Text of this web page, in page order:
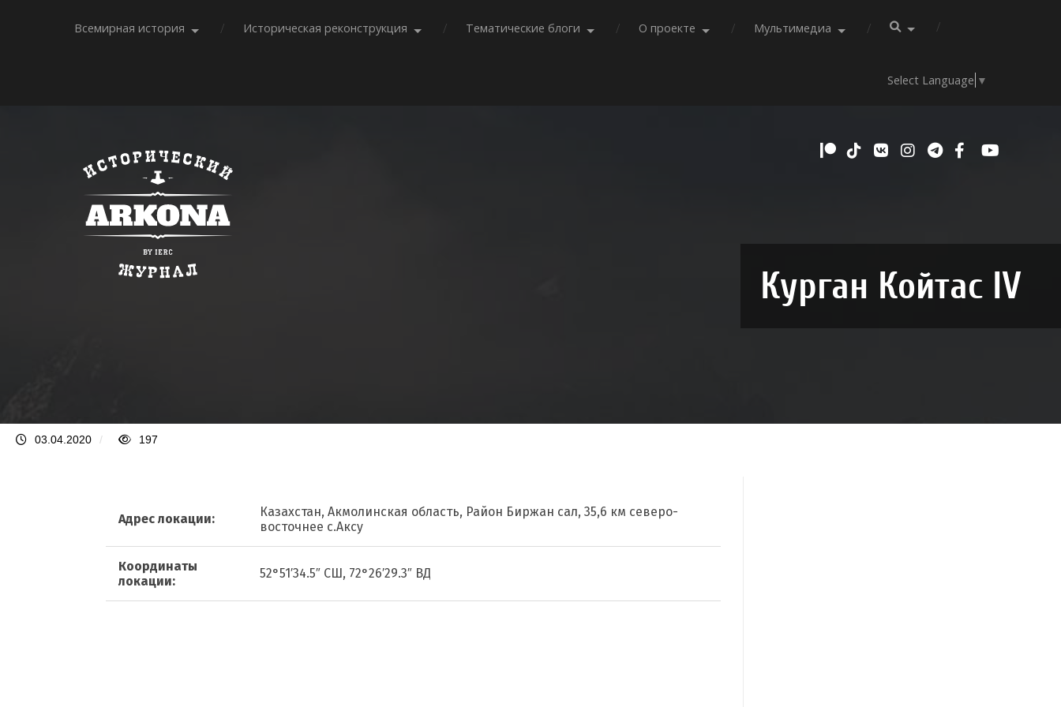
Всемирная история Историческая реконструкция Тематические блоги О проекте Мультимедиа
Select Language ▼
Курган Койтас IV
03.04.2020 / 197
Адрес локации:
Казахстан, Акмолинская область, Район Биржан сал, 35,6 км северо-
восточнее с.Аксу
Координаты
локации:
52°51′34.5″ СШ, 72°26′29.3″ ВД